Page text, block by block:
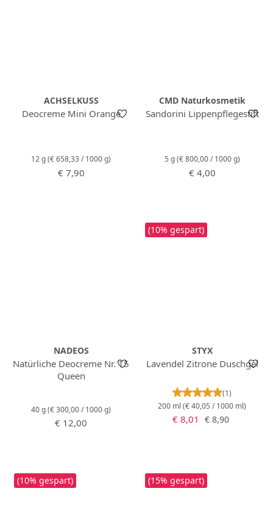
ACHSELKUSS
Deocreme Mini Orange
12 g(€ 658,33 / 1000 g)
Regulärer Preis:
€ 7,90
CMD Naturkosmetik
Sandorini Lippenpflegestift
5 g(€ 800,00 / 1000 g)
Regulärer Preis:
€ 4,00
NADEOS
Natürliche Deocreme Nr. 15
Queen
40 g(€ 300,00 / 1000 g)
Regulärer Preis:
€ 12,00
(10% gespart)
STYX
Lavendel Zitrone Duschgel
(1)
200 ml (€ 40,05 / 1000 ml)
Verkaufspreis:
€ 8,01 Regulärer Preis:
€ 8,90
(10% gespart) (15% gespart)